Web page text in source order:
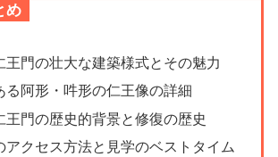
め
王門の壮大な建築様式とその魅力
る阿形・吽形の仁王像の詳細
王門の歴史的背景と修復の歴史
アクセス方法と見学のベストタイム